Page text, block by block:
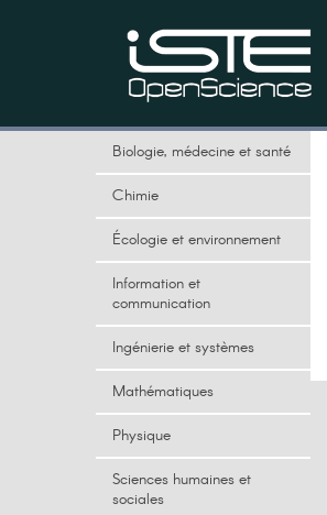
Biologie, médecine et santé
Chimie
Écologie et environnement
Information et
communication
Ingénierie et systèmes
Mathématiques
Physique
Sciences humaines et
sociales